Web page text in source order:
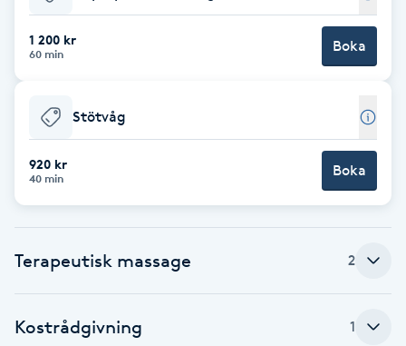
Babylights
Balayage
Barber
Blowout
1 200 kr
60 min Boka
Stötvåg
920 kr
40 min Boka
Terapeutisk massage 2
Kostrådgivning 1